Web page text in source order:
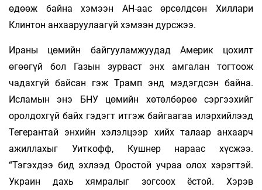
өдөөж байна хэмээн АН-аас өрсөлдсөн Хиллари
Клинтон анхааруулаагүй хэмээн дурсжээ.
Ираны цөмийн байгууламжуудад Америк цохилт
өгөөгүй бол Газын зурваст энх амгалан тогтоож
чадахгүй байсан гэж Трамп энд мэдэгдсэн байна.
Исламын энэ БНУ цөмийн хөтөлбөрөө сэргээхийг
оролдохгүй байх гэдэгт итгэж байгаагаа илэрхийлээд
Тегерантай энхийн хэлэлцээр хийх талаар анхаарч
ажиллахыг Уиткофф, Кушнер нараас хүсжээ.
“Тэгэхдээ бид эхлээд Оростой учраа олох хэрэгтэй.
Украин дахь хямралыг зогсоох ёстой. Хэрэв